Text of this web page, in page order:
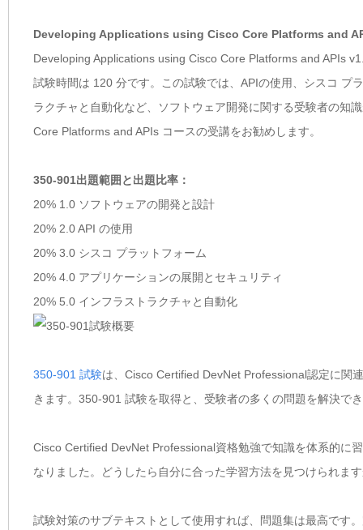
Developing Applications using Cisco Core Platforms and
Developing Applications using Cisco Core Platforms and APIs
試験時間は 120 分です。この試験では、APIの使用、シスコ プ
ラクチャと自動化など、ソフトウェア開発に関する受験者の知
Core Platforms and APIs コースの受講をお勧めします。
350-901出題範囲と出題比率：
20% 1.0 ソフトウェアの開発と設計
20% 2.0 API の使用
20% 3.0 シスコ プラットフォーム
20% 4.0 アプリケーションの展開とセキュリティ
20% 5.0 インフラストラクチャと自動化
350-901 試験は、Cisco Certified DevNet Professional認定に関
きます。350-901 試験を取得と、受験者の多くの問題を解決で
Cisco Certified DevNet Professional資格勉強で知識を体系的に
なりました。どうしたら自分に合った学習方法を見つけられま
試験対策のサブテキストとして使用すれば、問題集は最高です